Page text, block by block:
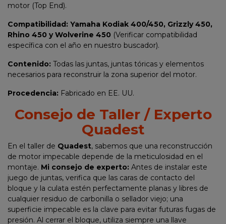
motor (Top End).
Compatibilidad: Yamaha Kodiak 400/450, Grizzly 450,
Rhino 450 y Wolverine 450 (Verificar compatibilidad
específica con el año en nuestro buscador).
Contenido: Todas las juntas, juntas tóricas y elementos
necesarios para reconstruir la zona superior del motor.
Procedencia: Fabricado en EE. UU.
Consejo de Taller / Experto
Quadest
En el taller de Quadest, sabemos que una reconstrucción
de motor impecable depende de la meticulosidad en el
montaje. Mi consejo de experto: Antes de instalar este
juego de juntas, verifica que las caras de contacto del
bloque y la culata estén perfectamente planas y libres de
cualquier residuo de carbonilla o sellador viejo; una
superficie impecable es la clave para evitar futuras fugas de
presión. Al cerrar el bloque, utiliza siempre una llave